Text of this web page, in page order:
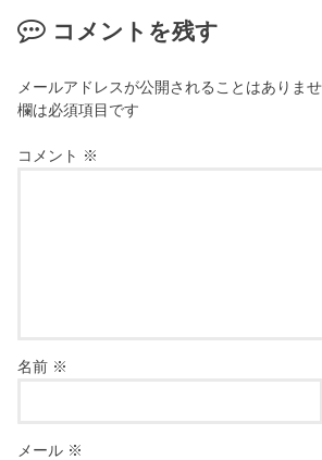
コメントを残す
メールアドレスが公開されることはありませ
欄は必須項目です
コメント ※
名前 ※
メール ※